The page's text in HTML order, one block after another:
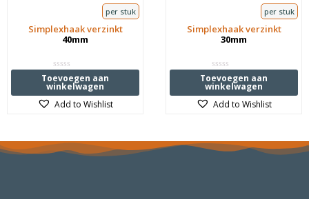
Simplexhaak verzinkt
40mm
Waardering
0
uit
5
per stuk
Toevoegen aan
winkelwagen
Add to Wishlist
Simplexhaak verzinkt
30mm
Waardering
0
uit
5
per stuk
Toevoegen aan
winkelwagen
Add to Wishlist